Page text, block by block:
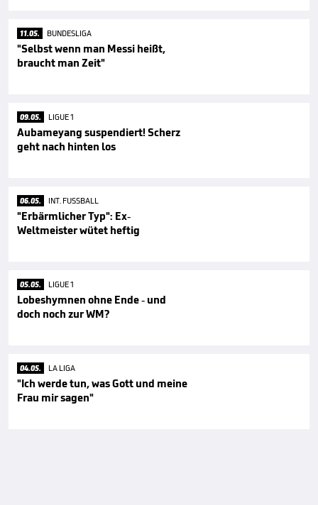
11.05. BUNDESLIGA
"Selbst wenn man Messi heißt,
braucht man Zeit"
09.05. LIGUE 1
Aubameyang suspendiert! Scherz
geht nach hinten los
06.05. INT. FUSSBALL
"Erbärmlicher Typ": Ex-
Weltmeister wütet heftig
05.05. LIGUE 1
Lobeshymnen ohne Ende - und
doch noch zur WM?
04.05. LA LIGA
"Ich werde tun, was Gott und meine
Frau mir sagen"